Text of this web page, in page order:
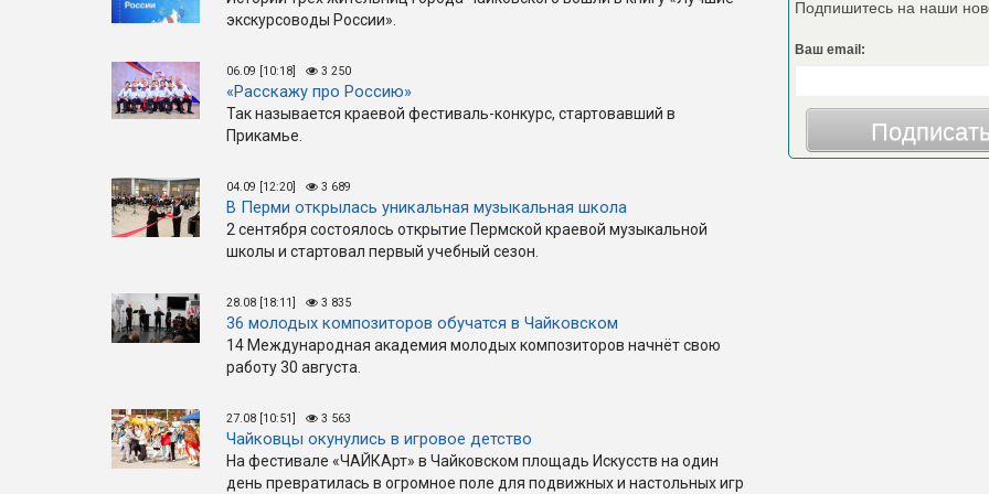
экскурсоводы России».
06.09 [10:18] 3 250
«Расскажу про Россию»
Так называется краевой фестиваль-конкурс, стартовавший в
Прикамье.
04.09 [12:20] 3 689
В Перми открылась уникальная музыкальная школа
2 сентября состоялось открытие Пермской краевой музыкальной
школы и стартовал первый учебный сезон.
28.08 [18:11] 3 835
36 молодых композиторов обучатся в Чайковском
14 Международная академия молодых композиторов начнёт свою
работу 30 августа.
27.08 [10:51] 3 563
Чайковцы окунулись в игровое детство
На фестивале «ЧАЙКАрт» в Чайковском площадь Искусств на один
день превратилась в огромное поле для подвижных и настольных игр
Подпишитесь на наши
Ваш email: